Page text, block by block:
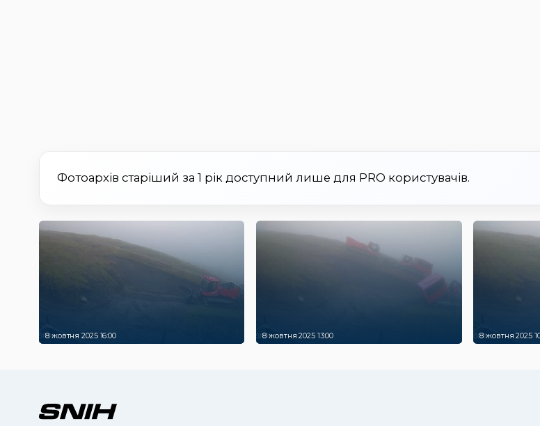
Фотоархів старіший за 1 рік доступний лише для PRO користувачів.
8 жовтня 2025 16:00 8 жовтня 2025 13:00 8 жовтня 2025